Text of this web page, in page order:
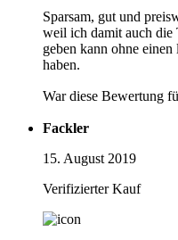
Sparsam, gut und
weil ich damit auch die
geben kann ohne
haben.
War diese Bewertung
Fackler
15. August 2019
Verifizierter Kauf